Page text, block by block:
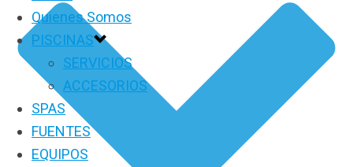
Quienes Somos
PISCINAS
SERVICIOS
ACCESORIOS
SPAS
FUENTES
EQUIPOS